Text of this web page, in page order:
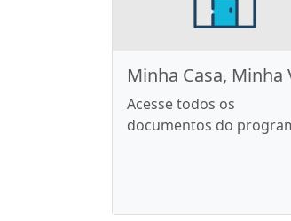
Minha Casa, Minha
Acesse todos os
documentos do